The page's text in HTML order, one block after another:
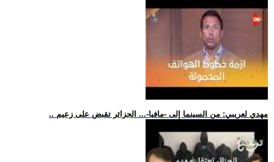
.. مهدي لعريبي: من السينما إلى -مافيا-... الجزائر تقبض على زعيم